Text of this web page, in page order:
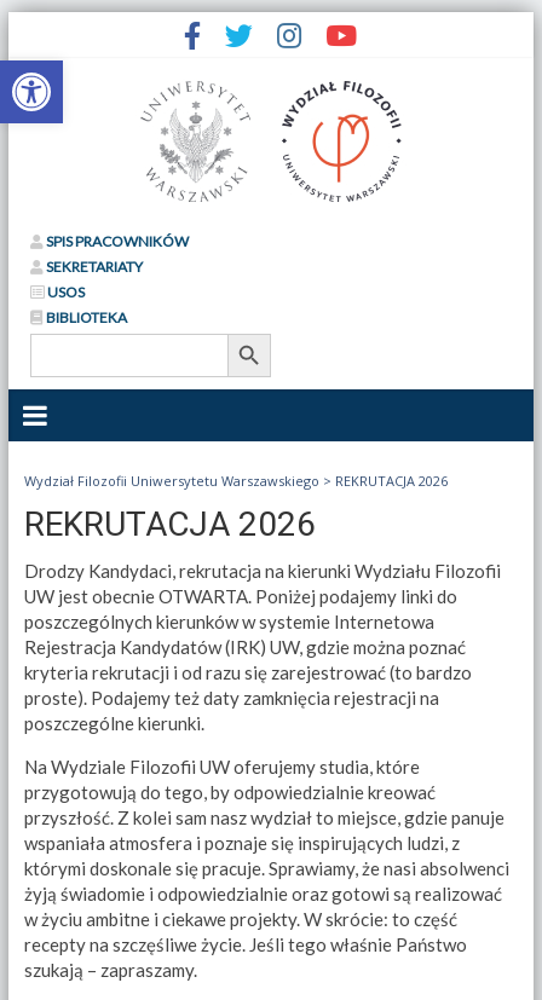
Otwórz pasek narzędzi
SPIS PRACOWNIKÓW
SEKRETARIATY
USOS
BIBLIOTEKA
Search
Search Button
Wydział Filozofii Uniwersytetu Warszawskiego > REKRUTACJA 2026
REKRUTACJA 2026
Drodzy Kandydaci, rekrutacja na kierunki Wydziału Filozofii
UW jest obecnie OTWARTA. Poniżej podajemy linki do
poszczególnych kierunków w systemie Internetowa
Rejestracja Kandydatów (IRK) UW, gdzie można poznać
kryteria rekrutacji i od razu się zarejestrować (to bardzo
proste). Podajemy też daty zamknięcia rejestracji na
poszczególne kierunki.
Na Wydziale Filozofii UW oferujemy studia, które
przygotowują do tego, by odpowiedzialnie kreować
przyszłość. Z kolei sam nasz wydział to miejsce, gdzie panuje
wspaniała atmosfera i poznaje się inspirujących ludzi, z
którymi doskonale się pracuje. Sprawiamy, że nasi absolwenci
żyją świadomie i odpowiedzialnie oraz gotowi są realizować
w życiu ambitne i ciekawe projekty. W skrócie: to część
recepty na szczęśliwe życie. Jeśli tego właśnie Państwo
szukają – zapraszamy.